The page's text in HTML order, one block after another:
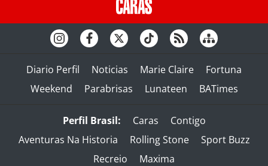
Diario Perfil Noticias Marie Claire
Fortuna
Weekend
Parabrisas Lunateen BATimes
Perfil Brasil: Caras
Contigo
Aventuras Na Historia
Rolling Stone
Sport Buzz
Recreio
Maxima